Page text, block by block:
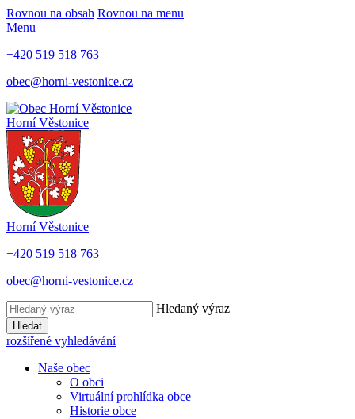
Rovnou na obsah Rovnou na menu
Menu
+420 519 518 763
obec@horni-vestonice.cz
Horní Věstonice
Horní Věstonice
+420 519 518 763
obec@horni-vestonice.cz
Hledaný výraz
Hledat
rozšířené vyhledávání
Naše obec
O obci
Virtuální prohlídka obce
Historie obce